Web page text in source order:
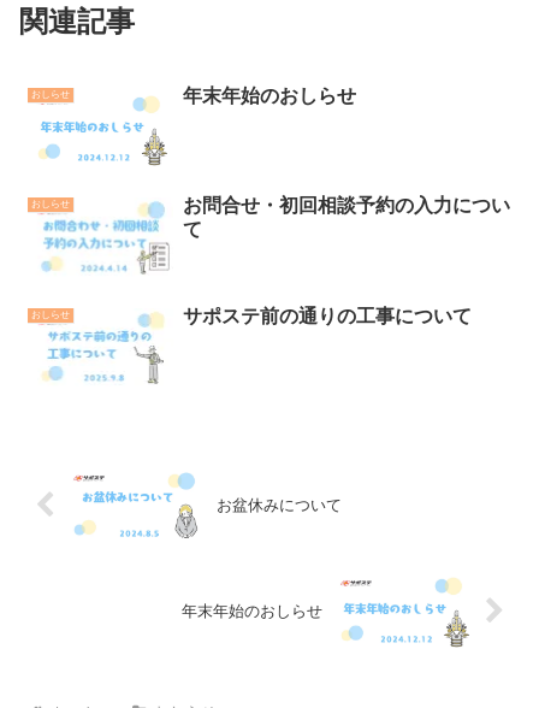
関連記事
おしらせ 年末年始のおしらせ
おしらせ
お問合せ・初回相談予約の入力につい
て
おしらせ サポステ前の通りの工事について
お盆休みについて
年末年始のおしらせ